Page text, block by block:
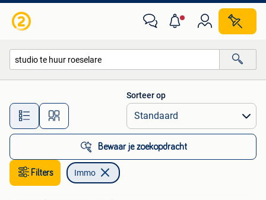
Alle afstanden…
Sorteer op
Bewaar je zoekopdracht
Filters Immo